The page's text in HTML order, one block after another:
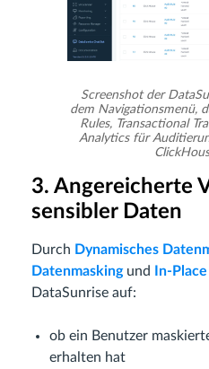
Screenshot der
dem Navigationsmenü,
Rules, Transactional
Analytics für
3. Angereicherte
sensibler Daten
Durch Dynamisches
Datenmaskingund In-
DataSunrise auf:
ob ein Benutzer
erhalten hat